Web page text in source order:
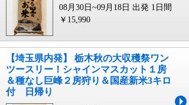
08月30日~09月18日 出発 1日間
￥15,990
【埼玉県内発】 栃木秋の大収穫祭ワン
ツースリー！シャインマスカット１房
＆種なし巨峰２房狩り＆国産新米3キロ
付 日帰り